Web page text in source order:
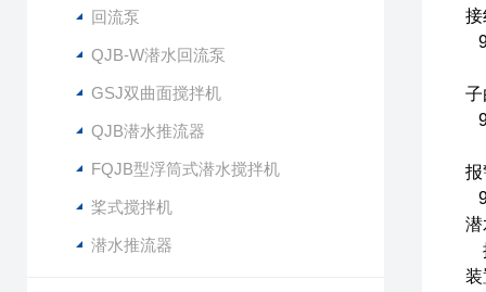
回流泵
QJB-W潜水回流泵
GSJ双曲面搅拌机
QJB潜水推流器
FQJB型浮筒式潜水搅拌机
桨式搅拌机
潜水推流器
接
子
报
潜
装